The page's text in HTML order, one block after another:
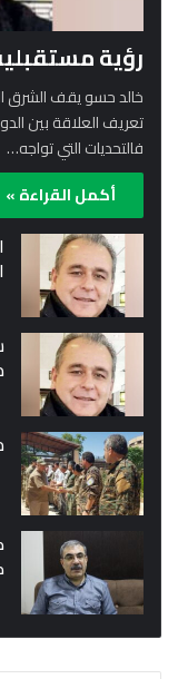
رؤية
خالد حسو يقف الشرق
تعريف العلاقة بين
فالتحديات التي تواجه…
أكمل القراءة »